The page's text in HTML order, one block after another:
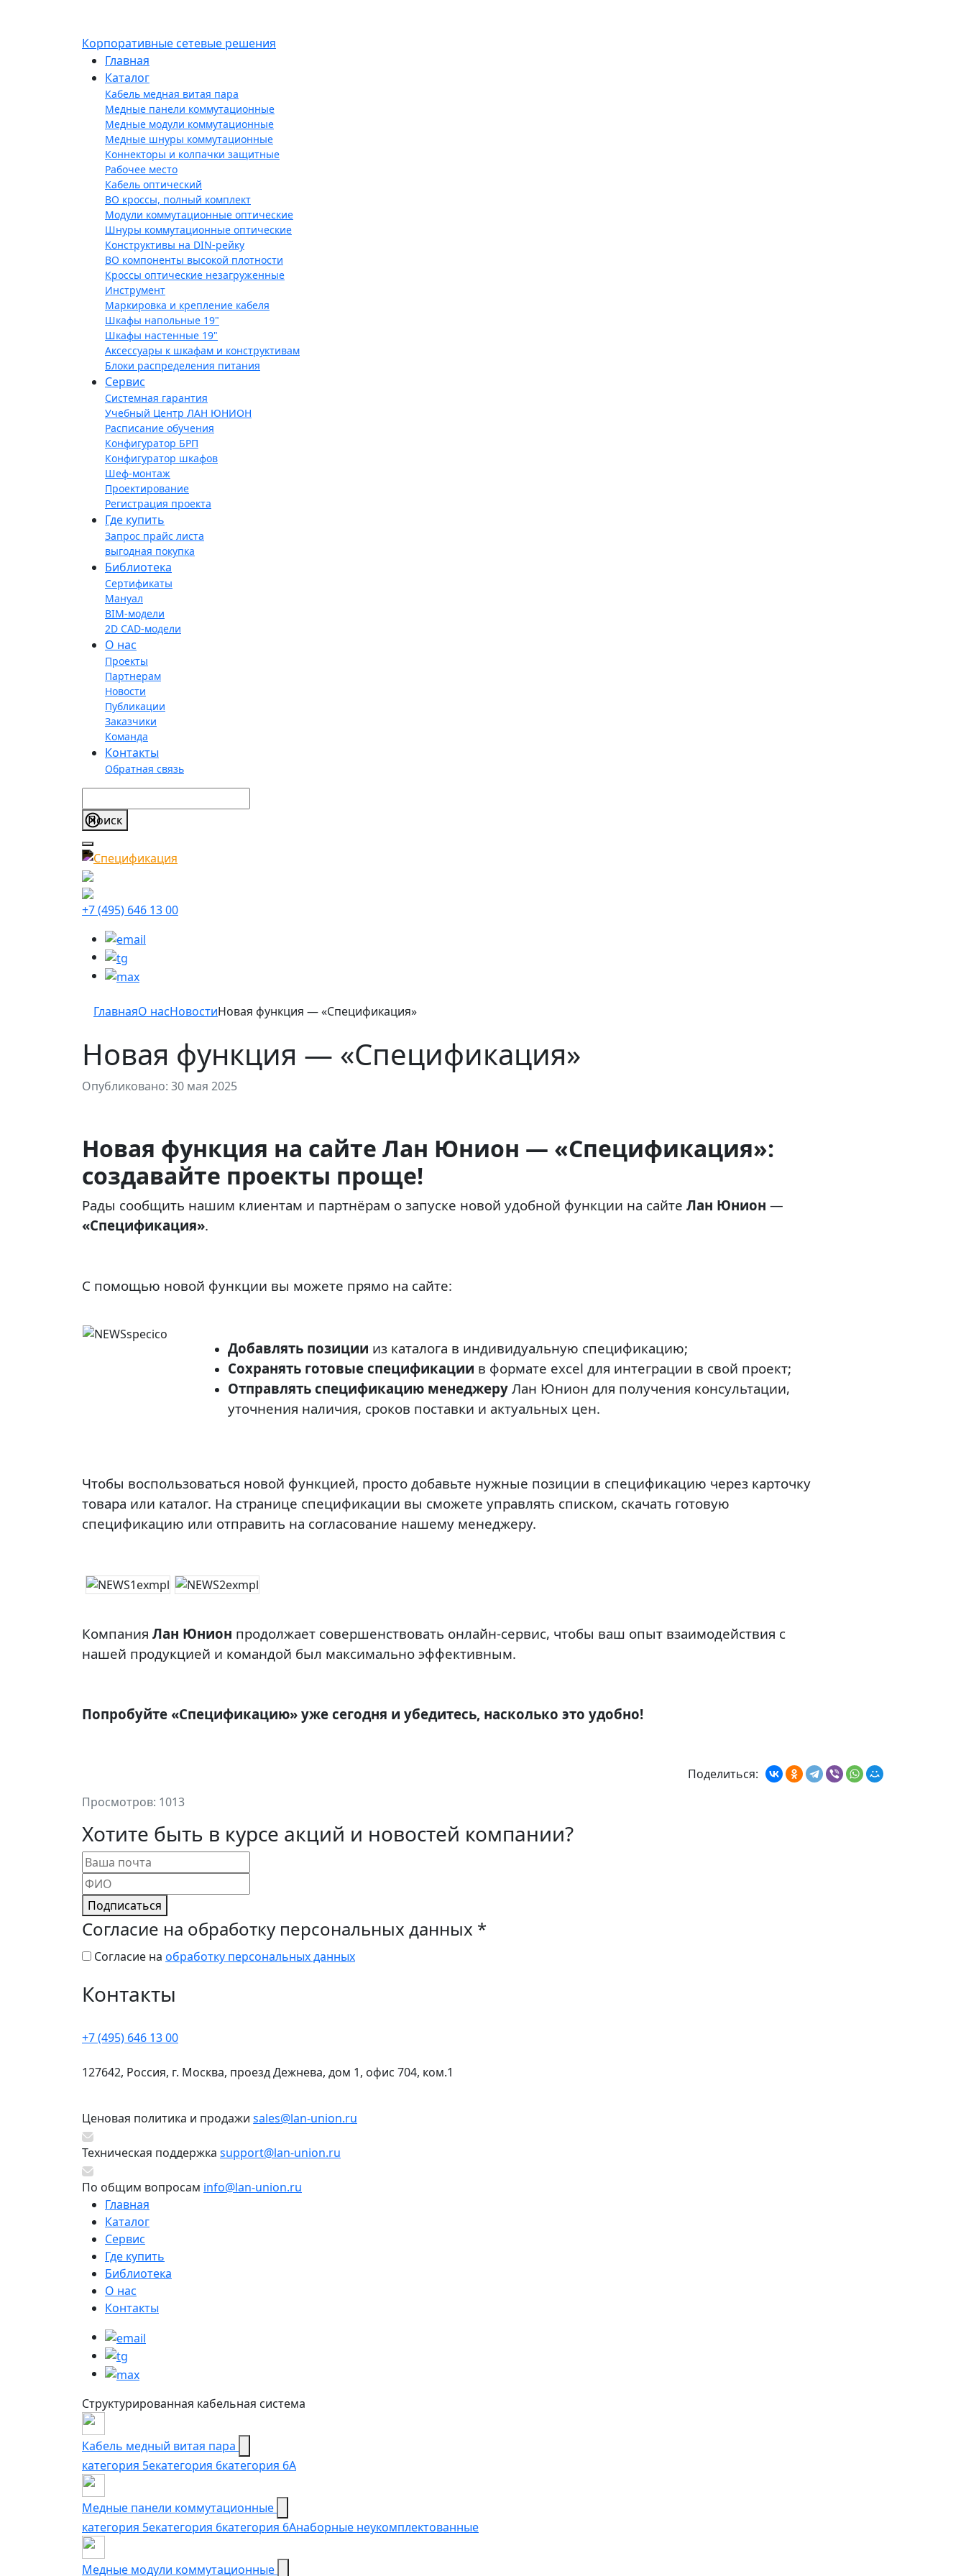
Корпоративные сетевые решения
Главная
Каталог
Кабель медная витая пара
Медные панели коммутационные
Медные модули коммутационные
Медные шнуры коммутационные
Коннекторы и колпачки защитные
Рабочее место
Кабель оптический
ВО кроссы, полный комплект
Модули коммутационные оптические
Шнуры коммутационные оптические
Конструктивы на DIN-рейку
ВО компоненты высокой плотности
Кроссы оптические незагруженные
Инструмент
Маркировка и крепление кабеля
Шкафы напольные 19"
Шкафы настенные 19"
Аксессуары к шкафам и конструктивам
Блоки распределения питания
Сервис
Системная гарантия
Учебный Центр ЛАН ЮНИОН
Расписание обучения
Конфигуратор БРП
Конфигуратор шкафов
Шеф-монтаж
Проектирование
Регистрация проекта
Где купить
Запрос прайс листа
выгодная покупка
Библиотека
Сертификаты
Мануал
BIM-модели
2D CAD-модели
О нас
Проекты
Партнерам
Новости
Публикации
Заказчики
Команда
Контакты
Обратная связь
+7 (495) 646 13 00
ГлавнаяО насНовостиНовая функция — «Спецификация»
Новая функция — «Спецификация»
Опубликовано: 30 мая 2025
Новая функция на сайте Лан Юнион — «Спецификация»:
создавайте проекты проще!
Рады сообщить нашим клиентам и партнёрам о запуске новой удобной функции на сайте Лан Юнион —
«Спецификация».
С помощью новой функции вы можете прямо на сайте:
Добавлять позиции из каталога в индивидуальную спецификацию;
Сохранять готовые спецификации в формате excel для интеграции в свой проект;
Отправлять спецификацию менеджеру Лан Юнион для получения консультации,
уточнения наличия, сроков поставки и актуальных цен.
Чтобы воспользоваться новой функцией, просто добавьте нужные позиции в спецификацию через карточку
товара или каталог. На странице спецификации вы сможете управлять списком, скачать готовую
спецификацию или отправить на согласование нашему менеджеру.
Компания Лан Юнион продолжает совершенствовать онлайн-сервис, чтобы ваш опыт взаимодействия с
нашей продукцией и командой был максимально эффективным.
Попробуйте «Спецификацию» уже сегодня и убедитесь, насколько это удобно!
Поделиться:
Просмотров: 1013
Хотите быть в курсе акций и новостей компании?
Подписаться
Согласие на обработку персональных данных *
Согласие на обработку персональных данных
Контакты
+7 (495) 646 13 00
127642, Россия, г. Москва, проезд Дежнева, дом 1, офис 704, ком.1
Ценовая политика и продажи sales@lan-union.ru
Техническая поддержка support@lan-union.ru
По общим вопросам info@lan-union.ru
Главная
Каталог
Сервис
Где купить
Библиотека
О нас
Контакты
Структурированная кабельная система
Кабель медный витая пара
категория 5eкатегория 6категория 6А
Медные панели коммутационные
категория 5екатегория 6категория 6Aнаборные неукомплектованные
Медные модули коммутационные